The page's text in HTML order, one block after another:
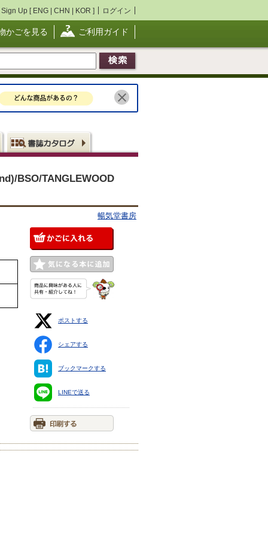
Sign Up [ ENG | CHN | KOR ] ログイン
かごを見る ご利用ガイド
BSO/TANGLEWOOD
暢気堂書房
ポストする
シェアする
ブックマークする
LINEで送る